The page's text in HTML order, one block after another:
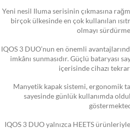
Yeni nesil Iluma serisinin çıkmasına
birçok ülkesinde en çok kullanılan
olmayı
IQOS 3 DUO’nun en önemli
imkânı sunmasıdır. Güçlü bataryası
içerisinde cihazı
Manyetik kapak sistemi, ergonomik
sayesinde günlük kullanımda
IQOS 3 DUO yalnızca HEETS